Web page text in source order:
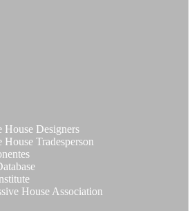
House Designers
House Tradesperson
House Association